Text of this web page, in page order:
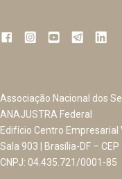
Associação Nacional dos
ANAJUSTRA Federal
Edifício Centro Empresarial
Sala 903 | Brasília-DF –
CNPJ: 04.435.721/0001-85